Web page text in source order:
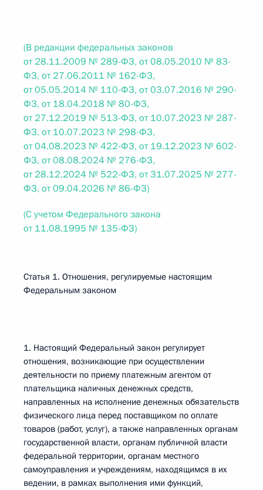
(В редакции федеральных законов
от 28.11.2009 № 289-ФЗ, от 08.05.2010 № 83-
ФЗ, от 27.06.2011 № 162-ФЗ,
от 05.05.2014 № 110-ФЗ, от 03.07.2016 № 290-
ФЗ, от 18.04.2018 № 80-ФЗ,
от 27.12.2019 № 513-ФЗ, от 10.07.2023 № 287-
ФЗ, от 10.07.2023 № 298-ФЗ,
от 04.08.2023 № 422-ФЗ, от 19.12.2023 № 602-
ФЗ, от 08.08.2024 № 276-ФЗ,
от 28.12.2024 № 522-ФЗ, от 31.07.2025 № 277-
ФЗ, от 09.04.2026 № 86-ФЗ)
(С учетом Федерального закона
от 11.08.1995 № 135-ФЗ)
Статья 1. Отношения, регулируемые настоящим
Федеральным законом
1. Настоящий Федеральный закон регулирует
отношения, возникающие при осуществлении
деятельности по приему платежным агентом от
плательщика наличных денежных средств,
направленных на исполнение денежных обязательств
физического лица перед поставщиком по оплате
товаров (работ, услуг), а также направленных органам
государственной власти, органам публичной власти
федеральной территории, органам местного
самоуправления и учреждениям, находящимся в их
ведении, в рамках выполнения ими функций,